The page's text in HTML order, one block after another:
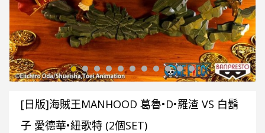
[日版]海賊王MANHOOD 葛魯•D•羅渣 VS 白鬍
子 愛德華•紐歌特 (2個SET)